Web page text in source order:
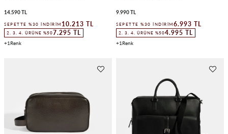
14.590 TL
SEPETTE %30 İNDIRIM 10.213 TL
2. 3. 4. ÜRÜNE %507.295 TL
1
9.990 TL
SEPETTE %30 İNDIRIM 6.993 TL
2. 3. 4. ÜRÜNE %504.995 TL
1